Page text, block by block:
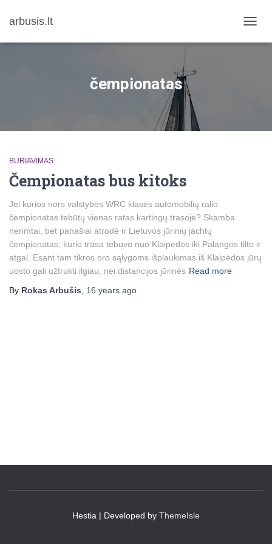
arbusis.lt
čempionatas
BURIAVIMAS
Čempionatas bus kitoks
Jei kurios nors valstybės WRC klasės automobilių ralio
čempionatas tebūtų vienas ratas kartingų trasoje? Skamba
nerimtai, bet panašiai atrodė ir Lietuvos jūrinių jachtų
čempionatas, kurio trasa tebuvo nuo Klaipėdos iki Palangos tilto ir
atgal. Esant tam tikros oro sąlygoms išplaukimas iš Klaipėdos jūrų
uosto gali užtrukti ilgiau, nei distancijos jūrinės Read more
By Rokas Arbušis 16 years ago
Hestia | Developed by ThemeIsle